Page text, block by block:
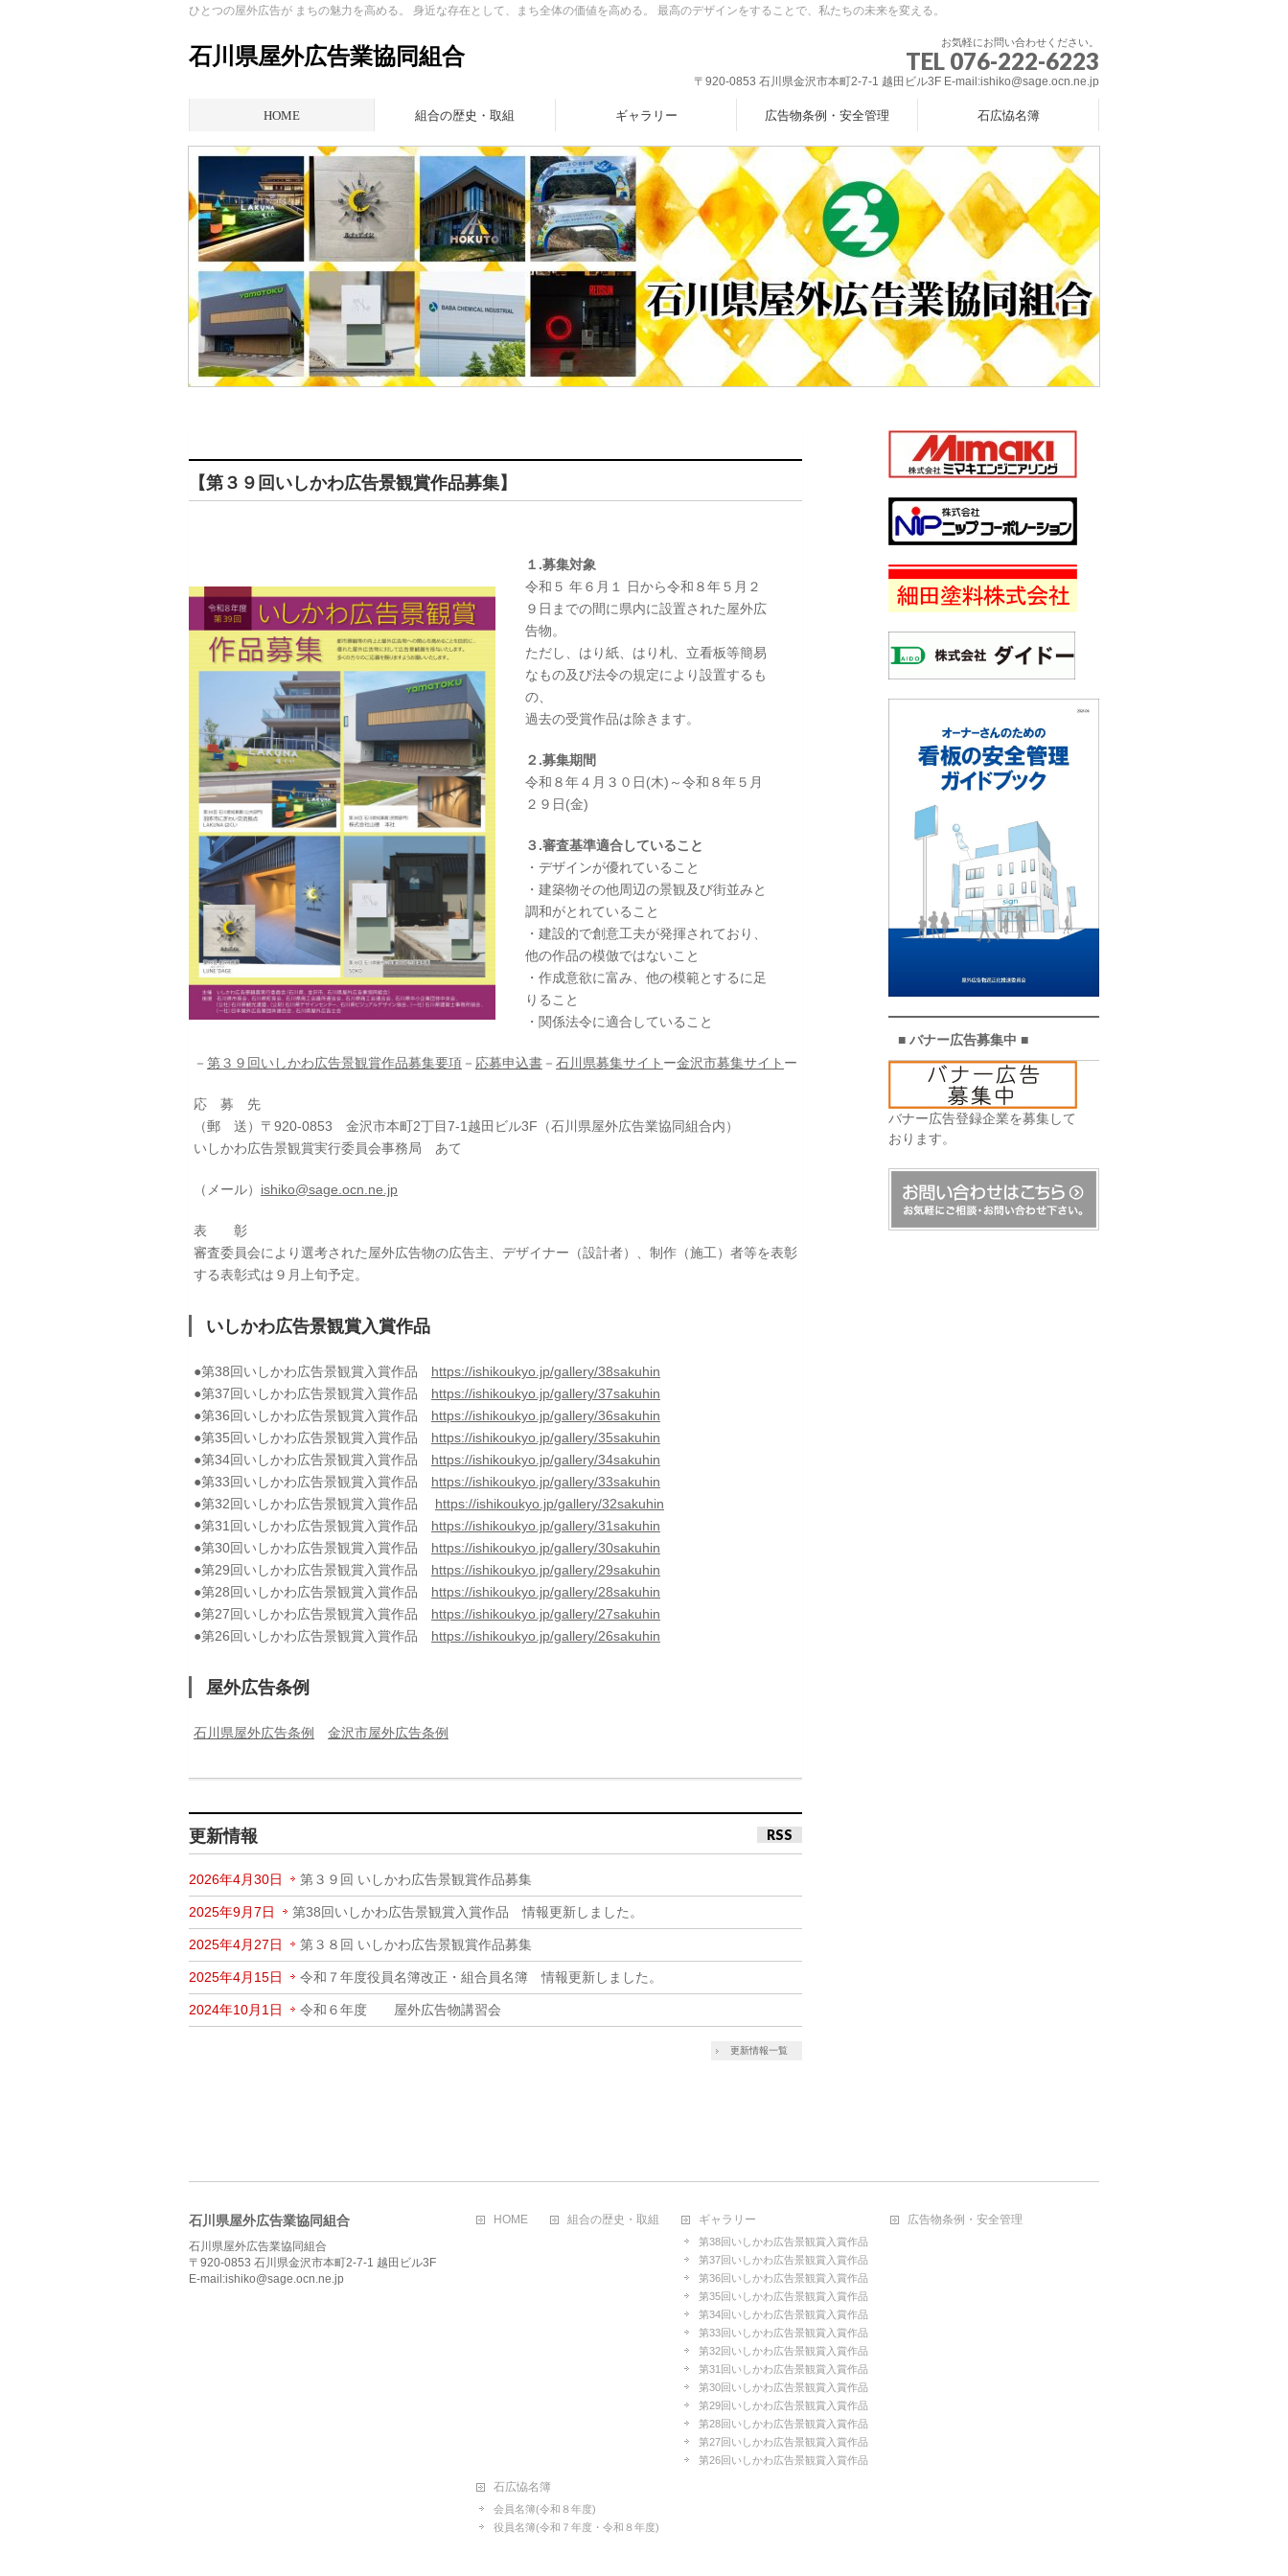
ひとつの屋外広告が まちの魅力を高める。 身近な存在として、まち全体の価値を高める。 最高のデザインをすることで、私たちの未来を変える。
石川県屋外広告業協同組合
お気軽にお問い合わせください。
TEL 076-222-6223
〒920-0853 石川県金沢市本町2-7-1 越田ビル3F E-mail:ishiko@sage.ocn.ne.jp
HOME 組合の歴史・取組 ギャラリー 広告物条例・安全管理 石広恊名簿
【第３９回いしかわ広告景観賞作品募集】
１.募集対象
令和５ 年６月１ 日から令和８年５月２
９日までの間に県内に設置された屋外広
告物。
ただし、はり紙、はり札、立看板等簡易
なもの及び法令の規定により設置するも
の、
過去の受賞作品は除きます。
２.募集期間
令和８年４月３０日(木)～令和８年５月
２９日(金)
３.審査基準適合していること
・デザインが優れていること
・建築物その他周辺の景観及び街並みと
調和がとれていること
・建設的で創意工夫が発揮されており、
他の作品の模倣ではないこと
・作成意欲に富み、他の模範とするに足
りること
・関係法令に適合していること
－ 第３９回いしかわ広告景観賞作品募集要項 － 応募申込書 － 石川県募集サイト ー金沢市募集サイト ー
応 募 先
（郵 送）〒920-0853 金沢市本町2丁目7-1越田ビル3F（石川県屋外広告業協同組合内）
いしかわ広告景観賞実行委員会事務局 あて
（メール） ishiko@sage.ocn.ne.jp
表 彰
審査委員会により選考された屋外広告物の広告主、デザイナー（設計者）、制作（施工）者等を表彰
する表彰式は９月上旬予定。
いしかわ広告景観賞入賞作品
●第38回いしかわ広告景観賞入賞作品 https://ishikoukyo.jp/gallery/38sakuhin
●第37回いしかわ広告景観賞入賞作品 https://ishikoukyo.jp/gallery/37sakuhin
●第36回いしかわ広告景観賞入賞作品 https://ishikoukyo.jp/gallery/36sakuhin
●第35回いしかわ広告景観賞入賞作品 https://ishikoukyo.jp/gallery/35sakuhin
●第34回いしかわ広告景観賞入賞作品 https://ishikoukyo.jp/gallery/34sakuhin
●第33回いしかわ広告景観賞入賞作品 https://ishikoukyo.jp/gallery/33sakuhin
●第32回いしかわ広告景観賞入賞作品 https://ishikoukyo.jp/gallery/32sakuhin
●第31回いしかわ広告景観賞入賞作品 https://ishikoukyo.jp/gallery/31sakuhin
●第30回いしかわ広告景観賞入賞作品 https://ishikoukyo.jp/gallery/30sakuhin
●第29回いしかわ広告景観賞入賞作品 https://ishikoukyo.jp/gallery/29sakuhin
●第28回いしかわ広告景観賞入賞作品 https://ishikoukyo.jp/gallery/28sakuhin
●第27回いしかわ広告景観賞入賞作品 https://ishikoukyo.jp/gallery/27sakuhin
●第26回いしかわ広告景観賞入賞作品 https://ishikoukyo.jp/gallery/26sakuhin
屋外広告条例
石川県屋外広告条例 金沢市屋外広告条例
更新情報 RSS
2026年4月30日 第３９回 いしかわ広告景観賞作品募集
2025年9月7日 第38回いしかわ広告景観賞入賞作品 情報更新しました。
2025年4月27日 第３８回 いしかわ広告景観賞作品募集
2025年4月15日 令和７年度役員名簿改正・組合員名簿 情報更新しました。
2024年10月1日 令和６年度 屋外広告物講習会
更新情報一覧
■ バナー広告募集中 ■
バナー広告登録企業を募集して
おります。
石川県屋外広告業協同組合
石川県屋外広告業協同組合
〒920-0853 石川県金沢市本町2-7-1 越田ビル3F
E-mail:ishiko@sage.ocn.ne.jp
HOME 組合の歴史・取組 ギャラリー
第38回いしかわ広告景観賞入賞作品
第37回いしかわ広告景観賞入賞作品
第36回いしかわ広告景観賞入賞作品
第35回いしかわ広告景観賞入賞作品
第34回いしかわ広告景観賞入賞作品
第33回いしかわ広告景観賞入賞作品
第32回いしかわ広告景観賞入賞作品
第31回いしかわ広告景観賞入賞作品
第30回いしかわ広告景観賞入賞作品
第29回いしかわ広告景観賞入賞作品
第28回いしかわ広告景観賞入賞作品
第27回いしかわ広告景観賞入賞作品
第26回いしかわ広告景観賞入賞作品
広告物条例・安全管理
石広恊名簿
会員名簿(令和８年度)
役員名簿(令和７年度・令和８年度)